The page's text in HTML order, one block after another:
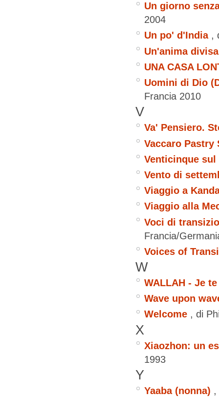
Un giorno
2004
Un po' d'India ,
Un'anima
UNA CASA
Uomini di Dio
Francia 2010
V
Va' Pensiero.
Vaccaro Pastry
Venticinque
Vento di
Viaggio a
Viaggio alla
Voci di
Francia/
Voices of
W
WALLAH - Je
Wave upon
Welcome , di
X
Xiaozhon: un
1993
Y
Yaaba (nonna) ,